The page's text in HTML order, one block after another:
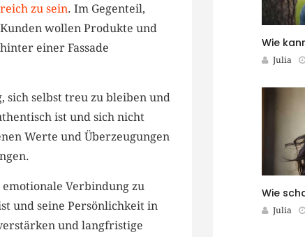
zu sein. Im Gegenteil,
wollen‌ Produkte‌ und
einer Fassade
‌sich selbst treu zu bleiben und
ist ​und sich nicht
Werte und Überzeugungen
emotionale ‌Verbindung zu
und ‍seine Persönlichkeit in
​und langfristige
Julia
Julia